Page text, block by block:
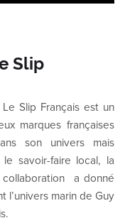
Slip
Slip Français est un
marques françaises
son univers mais
savoir-faire local, la
collaboration a donné
l’univers marin de Guy